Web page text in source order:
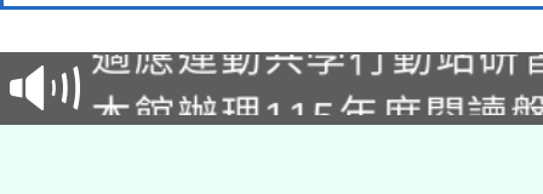
招甄選結果公告(無人
招)
本館辦理115年度閱讀